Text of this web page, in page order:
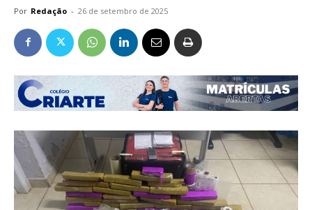
Por Redação - 26 de setembro de 2025